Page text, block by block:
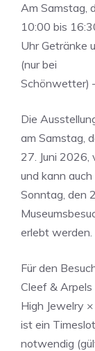
Am Samstag,
10:00 bis
Uhr Getränke
(nur bei
Schönwetter)
Die
am Samstag,
27. Juni
und kann auch
Sonntag, den
erlebt werden.
Für den
Cleef & Arpels
High Jewelry
ist ein Timeslot
notwendig